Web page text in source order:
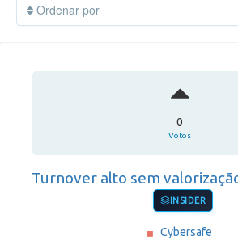
Ordenar por
0
Votos
Turnover alto sem
INSIDER
Cybersafe